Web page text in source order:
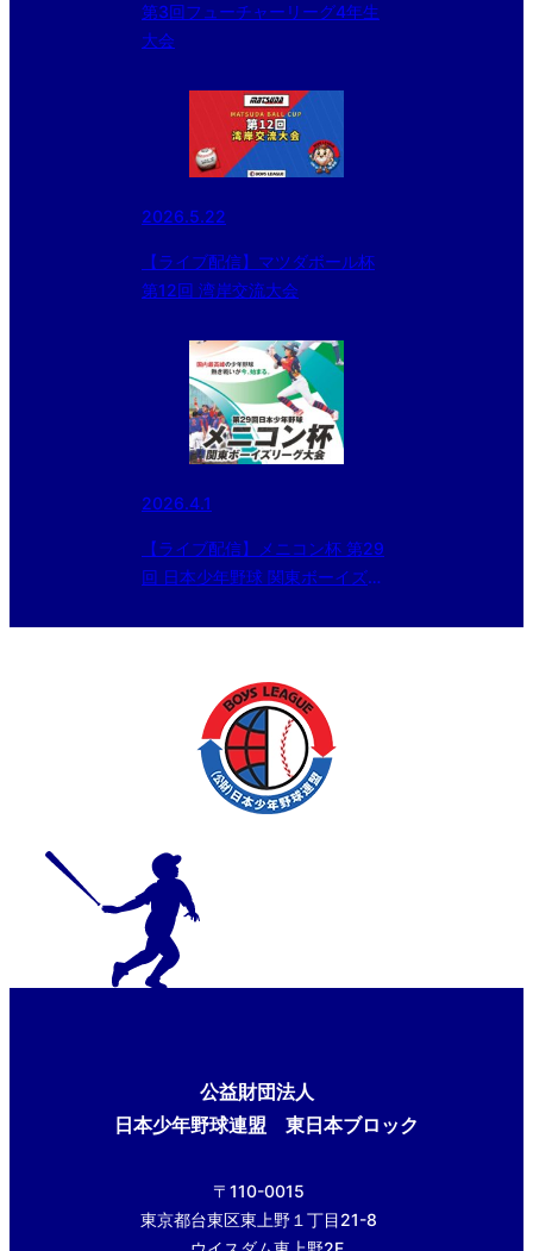
第3回フューチャーリーグ4年生
大会
2026.5.22
【ライブ配信】マツダボール杯
第12回 湾岸交流大会
2026.4.1
【ライブ配信】メニコン杯 第29
回 日本少年野球 関東ボーイズリ
公益財団法人
日本少年野球連盟 東日本ブロック
〒110-0015
東京都台東区東上野１丁目21-8